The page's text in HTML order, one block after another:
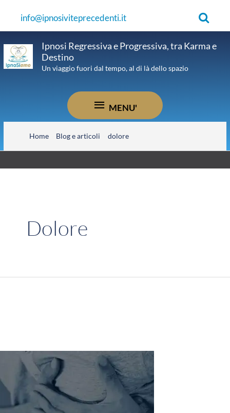
info@ipnosiviteprecedenti.it Cerca
Ipnosi Regressiva e Progressiva, tra Karma e
Destino
Un viaggio fuori dal tempo, al di là dello spazio
MENU'
MENU'
Home Blog e articoli dolore
Dolore